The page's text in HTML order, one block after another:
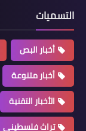
التسميات
أخبار البص
أخبار متنوعة
الأخبار التقنية
تراث فلسطيني